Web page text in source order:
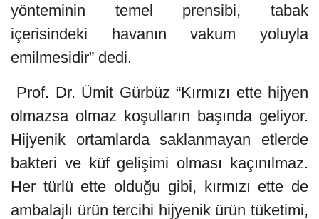
yönteminin temel prensibi, tabak
içerisindeki havanın vakum yoluyla
emilmesidir” dedi.
Prof. Dr. Ümit Gürbüz “Kırmızı ette hijyen
olmazsa olmaz koşulların başında geliyor.
Hijyenik ortamlarda saklanmayan etlerde
bakteri ve küf gelişimi olması kaçınılmaz.
Her türlü ette olduğu gibi, kırmızı ette de
ambalajlı ürün tercihi hijyenik ürün tüketimi,